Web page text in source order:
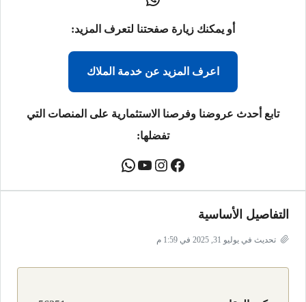
أو يمكنك زيارة صفحتنا لتعرف المزيد:
اعرف المزيد عن خدمة الملاك
تابع أحدث عروضنا وفرصنا الاستثمارية على المنصات التي
تفضلها:
التفاصيل الأساسية
تحديث في يوليو 31, 2025 في 1:59 م